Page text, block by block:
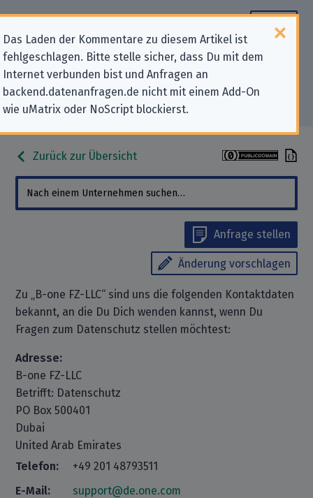
Das Laden der Kommentare zu diesem Artikel ist
fehlgeschlagen. Bitte stelle sicher, dass Du mit dem
Internet verbunden bist und Anfragen an
backend.datenanfragen.de nicht mit einem Add-On
wie uMatrix oder NoScript blockierst.
Datenschutz-Kontaktdaten für „B-
one FZ-LLC“
Zurück zur Übersicht
Anfrage stellen
Änderung vorschlagen
Zu „B-one FZ-LLC“ sind uns die folgenden Kontaktdaten
bekannt, an die Du Dich wenden kannst, wenn Du
Fragen zum Datenschutz stellen möchtest:
Adresse:
B-one FZ-LLC
Betrifft: Datenschutz
PO Box 500401
Dubai
United Arab Emirates
Telefon:
+49 201 48793511
E-Mail:
support@de.one.com